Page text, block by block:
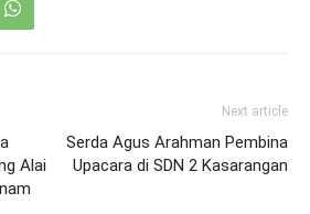
Alai
Next article
Serda Agus Arahman Pembina
Upacara di SDN 2 Kasarangan